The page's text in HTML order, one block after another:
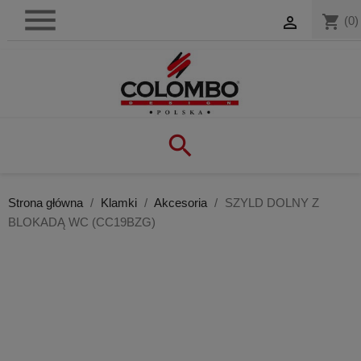
shopping_cart (0)



Strona główna Klamki Akcesoria
SZYLD DOLNY Z
BLOKADĄ WC (CC19BZG)